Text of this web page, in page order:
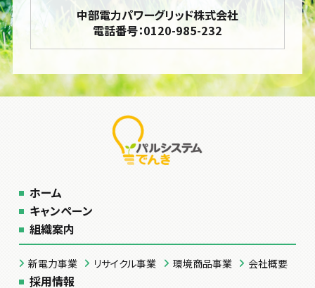
中部電力パワーグリッド株式会社
電話番号：0120-985-232
ホーム
キャンペーン
組織案内
新電力事業 リサイクル事業 環境商品事業 会社概要
採用情報